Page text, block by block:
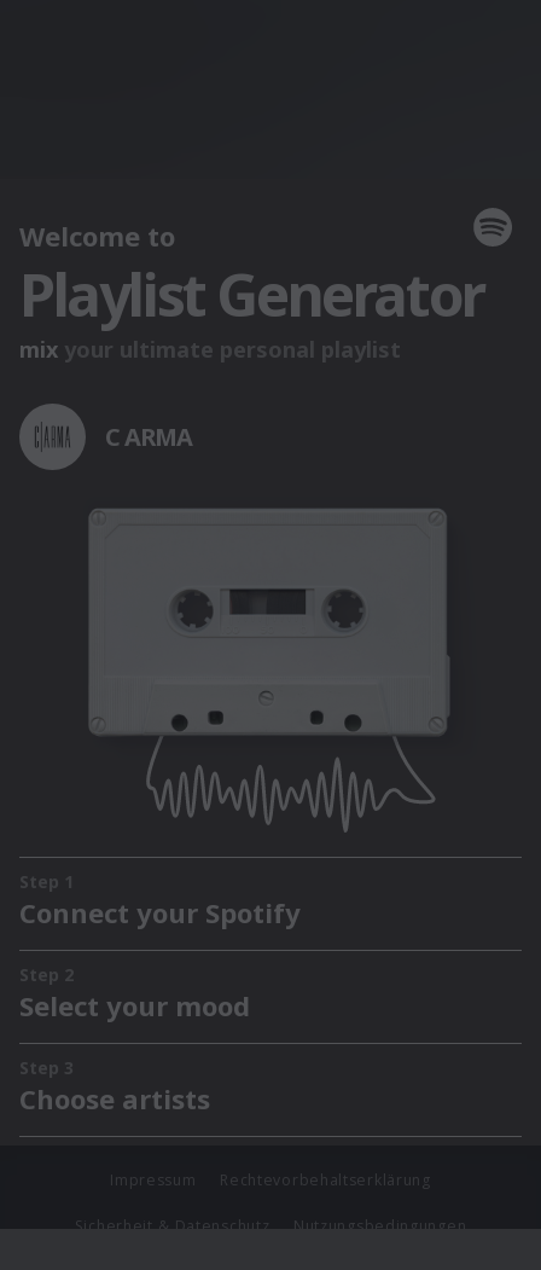
Impressum Rechtevorbehaltserklärung
Sicherheit & Datenschutz Nutzungsbedingungen